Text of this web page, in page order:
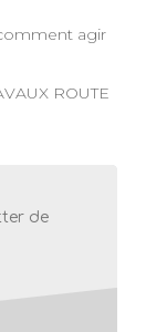
agir
ROUTE
de